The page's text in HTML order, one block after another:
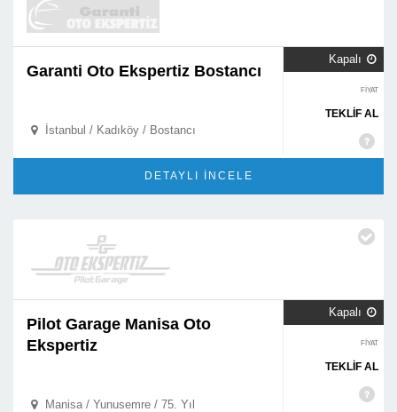
Garanti Oto Ekspertiz Bostancı
 İstanbul / Kadıköy / Bostancı
Kapalı 
FİYAT
TEKLİF AL
DETAYLI İNCELE
Pilot Garage Manisa Oto
Ekspertiz
 Manisa / Yunusemre / 75. Yıl
Kapalı 
FİYAT
TEKLİF AL